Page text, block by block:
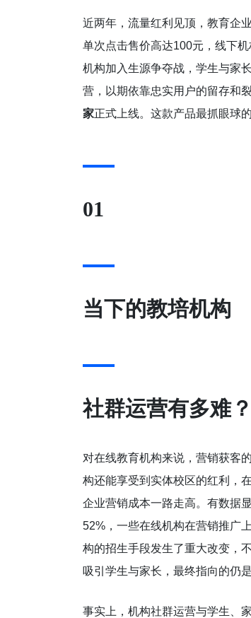
近两年，流量红利见顶，教育企
单次点击售价高达100元，线下
机构加入生源争夺战，学生与家
营，以期依靠忠实用户的留存和
家正式上线。这款产品最抓眼球
01
当下的教培机构
社群运营有多难？
对在线教育机构来说，营销获客
构还能享受到实体校区的红利，
企业营销成本一路走高。有数据
52%，一些在线机构在营销推广
构的招生手段发生了重大改变，
吸引学生与家长，最终指向的仍
事实上，机构社群运营与学生、